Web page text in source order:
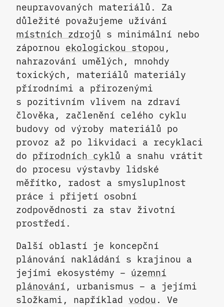
neupravovaných materiálů. Za
důležité považujeme užívání
místních zdrojů s minimální nebo
zápornou ekologickou stopou ,
nahrazování umělých, mnohdy
toxických, materiálů materiály
přírodními a přirozenými
s pozitivním vlivem na zdraví
člověka, začlenění celého cyklu
budovy od výroby materiálů po
provoz až po likvidaci a recyklaci
do přírodních cyklů a snahu vrátit
do procesu výstavby lidské
měřítko, radost a smysluplnost
práce i přijetí osobní
zodpovědnosti za stav životní
prostředí.
Další oblastí je koncepční
plánování nakládání s krajinou a
jejími ekosystémy – územní
plánování , urbanismus – a jejími
složkami, například vodou . Ve